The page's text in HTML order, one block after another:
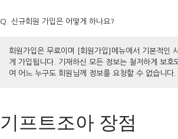
Q. 신규회원 가입은 어떻게 하나요?
회원가입은 무료이며 [회원가입]메뉴에서 기본적인
게 가입됩니다. 기재하신 모든 정보는 철저하게 보호
여 어느 누구도 회원님께 정보를 요청할 수 없습니다.
기프트조아 장점